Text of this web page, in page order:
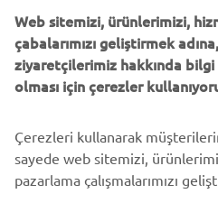
DAHA FAZLA YAMAHA
DESTEK
BÜLTEN
En son fırsatları, özel etkinlikleri,
fazlasını ilk öğrenen siz olun
Web sitemizi, ürünlerimizi,
çabalarımızı geliştirmek
ziyaretçilerimiz hakkında bilgi
olması için çerezler
Çerezleri kullanarak
sayede web sitemizi,
pazarlama çalışmalarımızı